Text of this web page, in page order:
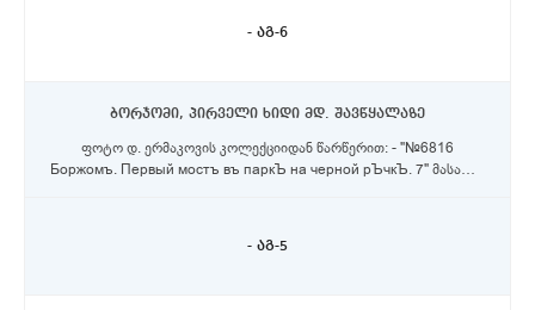
- აგ-6
ბორჯომი, პირველი ხიდი მდ. შავწყალაზე
ფოტო დ. ერმაკოვის კოლექციიდან წარწერით: - "№6816
Боржомъ. Первый мостъ въ паркЪ на черной рЪчкЪ. 7" მასალა:
- აგ-5